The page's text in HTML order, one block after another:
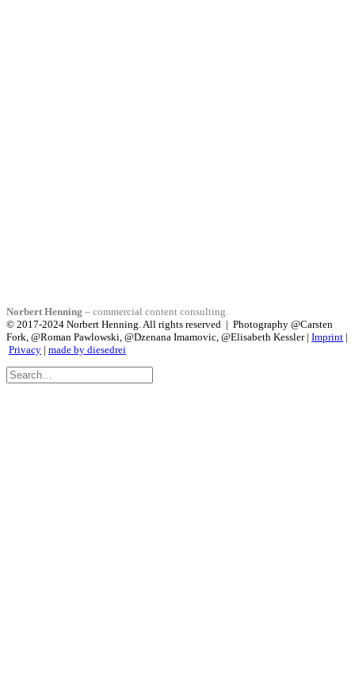
Norbert Henning – commercial content consulting.
© 2017-2024 Norbert Henning. All rights reserved | Photography @Carsten
Fork, @Roman Pawlowski, @Dzenana Imamovic, @Elisabeth Kessler | Imprint |
Privacy | made by diesedrei